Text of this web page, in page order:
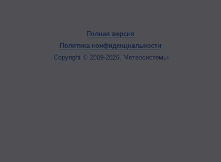
Полная версия
Политика конфиденциальности
Copyright © 2009-2026, Метеосистемы